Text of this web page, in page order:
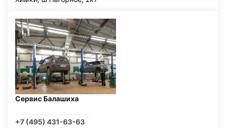
Сервис Балашиха
+7 (495) 431-63-63